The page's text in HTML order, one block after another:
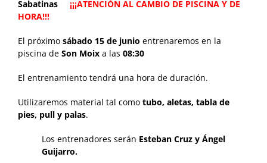
Sabatinas ¡¡¡ATENCIÓN AL CAMBIO DE PISCINA Y DE
HORA!!!
El próximo sábado 15 de junio entrenaremos en la
piscina de Son Moix a las 08:30
El entrenamiento tendrá una hora de duración.
Utilizaremos material tal como tubo, aletas, tabla de
pies, pull y palas.
Los entrenadores serán Esteban Cruz y Ángel
Guijarro.